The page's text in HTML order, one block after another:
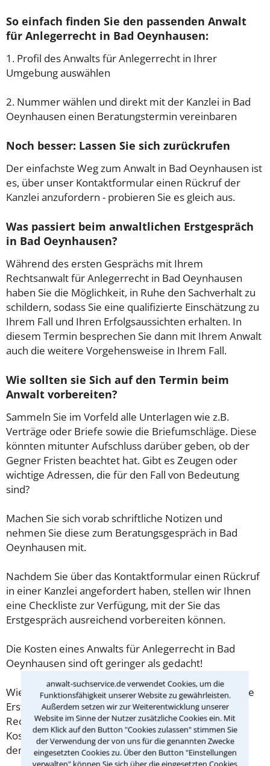
anwalt-suchservice.de verwendet Cookies, um die
Funktionsfähigkeit unserer Website zu gewährleisten.
Außerdem setzen wir zur Weiterentwicklung unserer
Website im Sinne der Nutzer zusätzliche Cookies ein. Mit
dem Klick auf den Button "Cookies zulassen" stimmen Sie
der Verwendung der von uns für die genannten Zwecke
eingesetzten Cookies zu. Über den Button "Einstellungen
verwalten" können Sie sich über die eingesetzten Cookies
So einfach finden Sie den passenden Anwalt
für Anlegerrecht in Bad Oeynhausen:
1. Profil des Anwalts für Anlegerrecht in Ihrer
Umgebung auswählen
2. Nummer wählen und direkt mit der Kanzlei in Bad
Oeynhausen einen Beratungstermin vereinbaren
Noch besser: Lassen Sie sich zurückrufen
Der einfachste Weg zum Anwalt in Bad Oeynhausen ist
es, über unser Kontaktformular einen Rückruf der
Kanzlei anzufordern - probieren Sie es gleich aus.
Was passiert beim anwaltlichen Erstgespräch
in Bad Oeynhausen?
Während des ersten Gesprächs mit Ihrem
Rechtsanwalt für Anlegerrecht in Bad Oeynhausen
haben Sie die Möglichkeit, in Ruhe den Sachverhalt zu
schildern, sodass Sie eine qualifizierte Einschätzung zu
Ihrem Fall und Ihren Erfolgsaussichten erhalten. In
diesem Termin besprechen Sie dann mit Ihrem Anwalt
auch die weitere Vorgehensweise in Ihrem Fall.
Wie sollten sie Sich auf den Termin beim
Anwalt vorbereiten?
Sammeln Sie im Vorfeld alle Unterlagen wie z.B.
Verträge oder Briefe sowie die Briefumschläge. Diese
könnten mitunter Aufschluss darüber geben, ob der
Gegner Fristen beachtet hat. Gibt es Zeugen oder
wichtige Adressen, die für den Fall von Bedeutung
sind?
Machen Sie sich vorab schriftliche Notizen und
nehmen Sie diese zum Beratungsgespräch in Bad
Oeynhausen mit.
Nachdem Sie über das Kontaktformular einen Rückruf
in einer Kanzlei angefordert haben, stellen wir Ihnen
eine Checkliste zur Verfügung, mit der Sie das
Erstgespräch ausreichend vorbereiten können.
Die Kosten eines Anwalts für Anlegerrecht in Bad
Oeynhausen sind oft geringer als gedacht!
Wieviel ein Rechtsanwalt in Bad Oeynhausen für eine
Erstberatung verlangen darf, ist in §34 des
Rechtsanwaltsvergütungsgesetz (RVG) geregelt. Die
Kosten für das erste Beratungsgespräch betragen
demnach maximal 190,00 € zzgl. MwSt.